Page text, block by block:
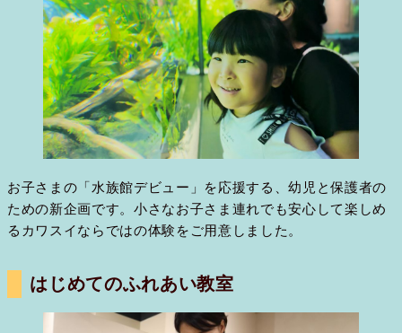
お子さまの「水族館デビュー」を応援する、幼児と保護者の
ための新企画です。小さなお子さま連れでも安心して楽しめ
るカワスイならではの体験をご用意しました。
はじめてのふれあい教室